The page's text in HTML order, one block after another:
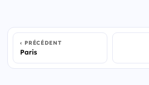
PRÉCÉDENT
Paris